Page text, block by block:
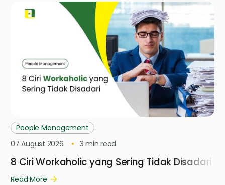
People Management
07 August 2026
3 min read
8 Ciri Workaholic yang Sering Tidak Disadari
Read More